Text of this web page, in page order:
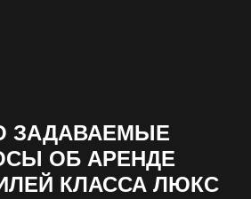
ЗАДАВАЕМЫЕ
ОБ АРЕНДЕ
КЛАССА ЛЮКС